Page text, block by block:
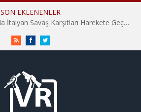
SON EKLENENLER
Hiroşima’nın 81. Yılında İtalyan Savaş Karşıtları Harekete Geçti: “Hatırlamak yeterli değil”
RSS FacebookTwitter